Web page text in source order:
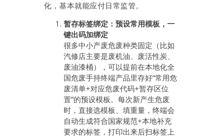
化，基本就能应付日常监管。
暂存标签绑定：预设常用模板，一
键出码加绑定
很多中小产废危废种类固定（比如
汽修店主要是废机油、废活性炭、
废油漆桶），可以提前在本地化全
国危废手持终端产品里存好“常用危
废清单+对应危废代码+暂存区位
置”的预设模板。每次新产生危废
时，直接选模板、填重量，终端会
自动生成符合国家规范+本地补充
要求的标签，打印出来后扫标签上